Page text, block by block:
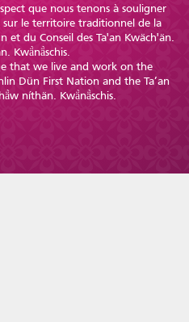
que nous tenons à souligner
le territoire traditionnel de la
et du Conseil des Ta'an Kwäch'än.
Kwä̀nä̀schis.
that we live and work on the
Dün First Nation and the Ta’an
níthän. Kwä̀nä̀schis.